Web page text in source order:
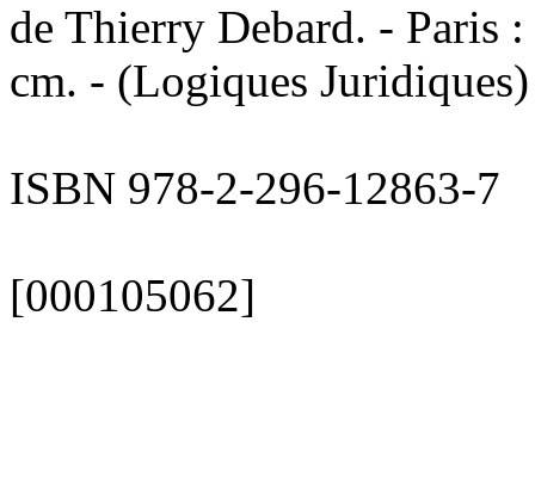
de Thierry Debard. - Paris
cm. - (Logiques Juridiques)
ISBN 978-2-296-12863-7
[000105062]